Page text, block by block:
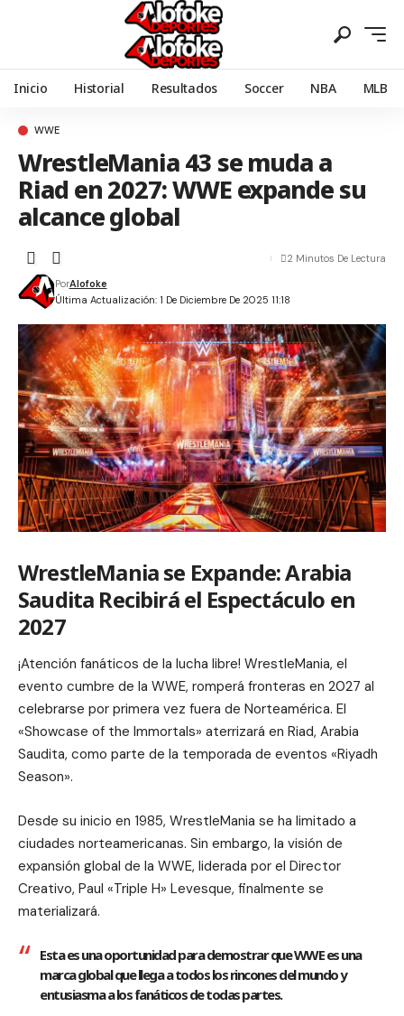
Inicio Historial Resultados Soccer NBA MLB
WWE
WrestleMania 43 se muda a
Riad en 2027: WWE expande su
alcance global
Última Actualización: 1 De Diciembre De 2025 11:18
PorAlofoke
2 Minutos De Lectura
WrestleMania se Expande: Arabia
Saudita Recibirá el Espectáculo en
2027
¡Atención fanáticos de la lucha libre! WrestleMania, el
evento cumbre de la WWE, romperá fronteras en 2027 al
celebrarse por primera vez fuera de Norteamérica. El
«Showcase of the Immortals» aterrizará en Riad, Arabia
Saudita, como parte de la temporada de eventos «Riyadh
Season».
Desde su inicio en 1985, WrestleMania se ha limitado a
ciudades norteamericanas. Sin embargo, la visión de
expansión global de la WWE, liderada por el Director
Creativo, Paul «Triple H» Levesque, finalmente se
materializará.
Esta es una oportunidad para demostrar que WWE es una
marca global que llega a todos los rincones del mundo y
entusiasma a los fanáticos de todas partes.